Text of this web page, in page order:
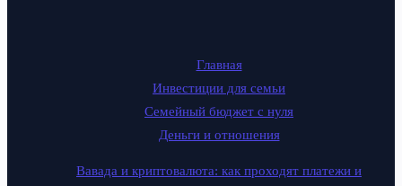
Главная
Инвестиции для семьи
Семейный бюджет с нуля
Деньги и отношения
Вавада и криптовалюта: как проходят платежи и